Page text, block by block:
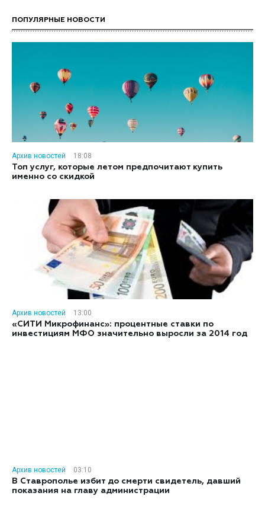
ПОПУЛЯРНЫЕ НОВОСТИ
Архив новостей
18:08
Топ услуг, которые летом предпочитают купить
именно со скидкой
Архив новостей
13:00
«СИТИ Микрофинанс»: процентные ставки по
инвестициям МФО значительно выросли за 2014 год
Архив новостей
03:10
В Ставрополье избит до смерти свидетель, давший
показания на главу администрации